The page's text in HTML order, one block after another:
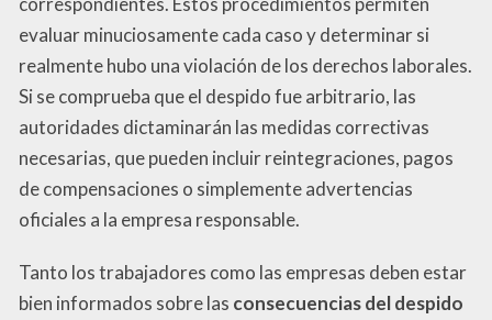
evaluar minuciosamente cada caso y determinar si
realmente hubo una violación de los derechos laborales.
Si se comprueba que el despido fue arbitrario, las
autoridades dictaminarán las medidas correctivas
necesarias, que pueden incluir reintegraciones, pagos
de compensaciones o simplemente advertencias
oficiales a la empresa responsable.
Tanto los trabajadores como las empresas deben estar
bien informados sobre las consecuencias del despido